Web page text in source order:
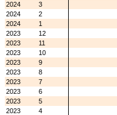
2024
3
2024
2
2024
1
2023
12
2023
11
2023
10
2023
9
2023
8
2023
7
2023
6
2023
5
2023
4